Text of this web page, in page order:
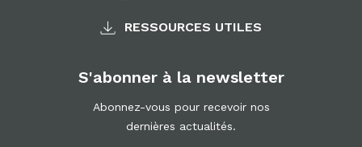
RESSOURCES UTILES
S'abonner à la newsletter
Abonnez-vous pour recevoir nos
dernières actualités.